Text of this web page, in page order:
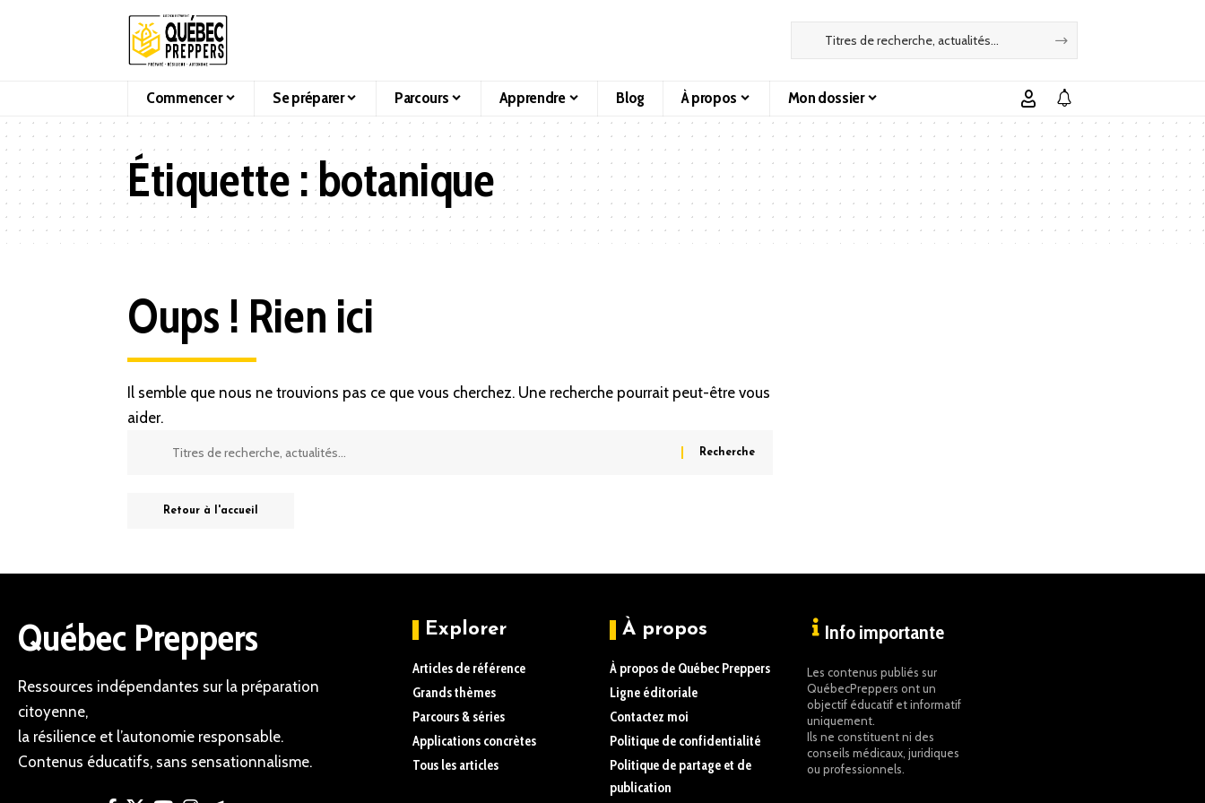
Commencer Se préparer Parcours Apprendre Blog À propos Mon dossier
Étiquette :botanique
Oups ! Rien ici
Il semble que nous ne trouvions pas ce que vous cherchez. Une recherche pourrait peut-être vous
aider.
Retour à l'accueil
Québec Preppers
Ressources indépendantes sur la préparation
citoyenne,
la résilience et l’autonomie responsable.
Contenus éducatifs, sans sensationnalisme.
Explorer
Articles de référence
Grands thèmes
Parcours & séries
Applications concrètes
Tous les articles
À propos
À propos de Québec Preppers
Ligne éditoriale
Contactez moi
Politique de confidentialité
Politique de partage et de
publication
Info importante
Les contenus publiés sur
QuébecPreppers ont un
objectif éducatif et informatif
uniquement.
Ils ne constituent ni des
conseils médicaux, juridiques
ou professionnels.